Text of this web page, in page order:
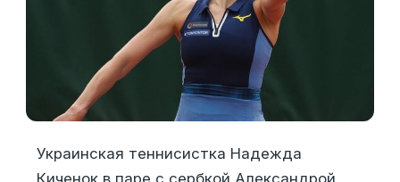
Украинская теннисистка Надежда
Киченок в паре с сербкой Александрой